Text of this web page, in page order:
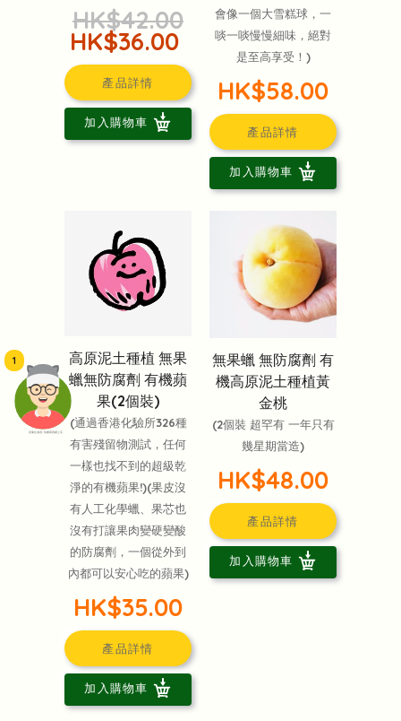
頭像生成器: 快樂家庭網上店
1
HK$42.00
HK$36.00
產品詳情
加入購物車
會像一個大雪糕球，一
啖一啖慢慢細味，絕對
是至高享受！)
HK$58.00
產品詳情
加入購物車
高原泥土種植 無果
蠟無防腐劑 有機蘋
果(2個裝)
(通過香港化驗所326種
有害殘留物測試，任何
一樣也找不到的超級乾
淨的有機蘋果!)(果皮沒
有人工化學蠟、果芯也
沒有打讓果肉變硬變酸
的防腐劑，一個從外到
內都可以安心吃的蘋果)
HK$35.00
產品詳情
加入購物車
無果蠟 無防腐劑 有
機高原泥土種植黃
金桃
(2個裝 超罕有 一年只有
幾星期當造)
HK$48.00
產品詳情
加入購物車